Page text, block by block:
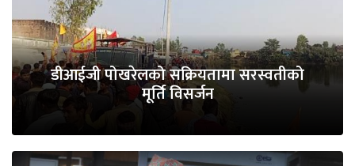
डीआईजी पोखरेलको सक्रियतामा सरस्वतीको
मूर्ति विसर्जन